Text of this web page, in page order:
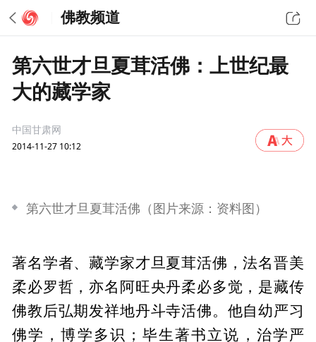
佛教频道
第六世才旦夏茸活佛：上世纪最
大的藏学家
中国甘肃网
2014-11-27 10:12
第六世才旦夏茸活佛（图片来源：资料图）
著名学者、藏学家才旦夏茸活佛，法名晋美
柔必罗哲，亦名阿旺央丹柔必多觉，是藏传
佛教后弘期发祥地丹斗寺活佛。他自幼严习
佛学，博学多识；毕生著书立说，治学严